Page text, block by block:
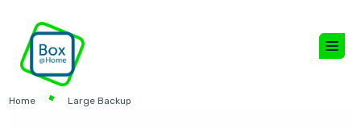
Home Large Backup